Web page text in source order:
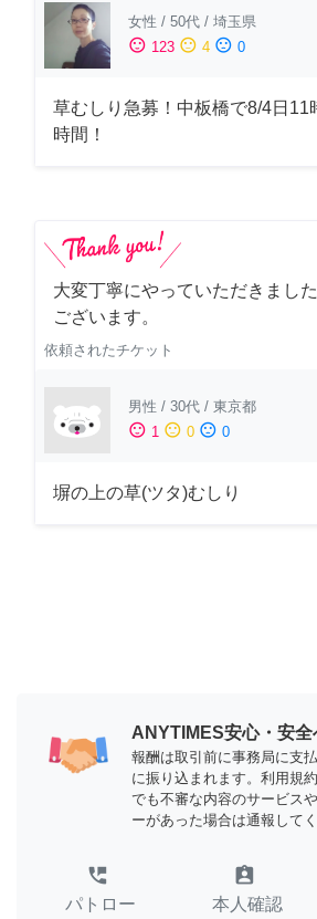
女性 / 50代 / 埼玉県
sentiment_satisfied 123 sentiment_neutral 4 sentiment_dissatisfied 0
草むしり急募！中板橋で8/4日11
時間！
大変丁寧にやっていただきまし
ございます。
依頼されたチケット
男性 / 30代 / 東京都
sentiment_satisfied 1 sentiment_neutral 0 sentiment_dissatisfied 0
塀の上の草(ツタ)むしり
ANYTIMES安心・安
報酬は取引前に事務局に支
に振り込まれます。利用規
でも不審な内容のサービス
ーがあった場合は通報してく
perm_phone_msg
パトロー
assignment_ind
本人確認